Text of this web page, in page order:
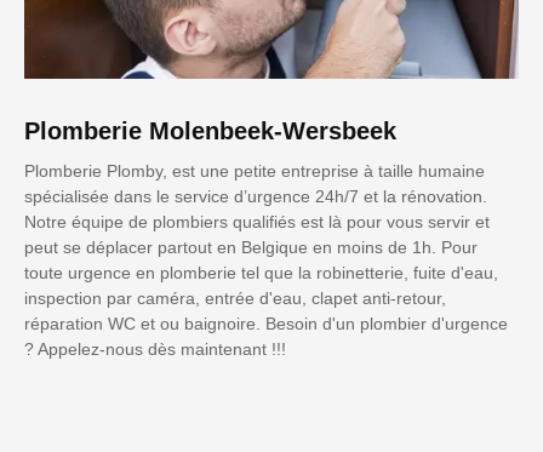
Plomberie Molenbeek-Wersbeek
Plomberie Plomby, est une petite entreprise à taille humaine
spécialisée dans le service d’urgence 24h/7 et la rénovation.
Notre équipe de plombiers qualifiés est là pour vous servir et
peut se déplacer partout en Belgique en moins de 1h. Pour
toute urgence en plomberie tel que la robinetterie, fuite d'eau,
inspection par caméra, entrée d'eau, clapet anti-retour,
réparation WC et ou baignoire. Besoin d'un plombier d'urgence
? Appelez-nous dès maintenant !!!